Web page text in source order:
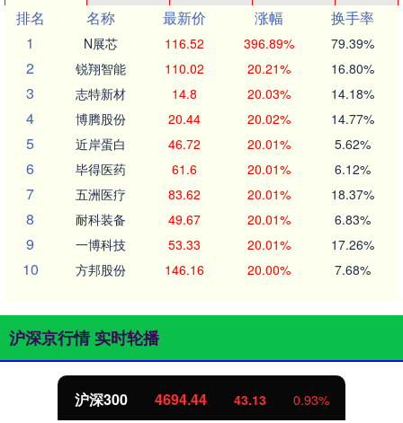
排名
名称 最新价 涨幅
换手率
1
N展芯 116.52 396.89% 79.39%
2 锐翔智能 110.02 20.21% 16.80%
3 志特新材 14.8 20.03% 14.18%
4 博腾股份 20.44 20.02% 14.77%
5 近岸蛋白 46.72 20.01% 5.62%
6 毕得医药 61.6 20.01% 6.12%
7 五洲医疗 83.62 20.01% 18.37%
8 耐科装备 49.67 20.01% 6.83%
9 一博科技 53.33 20.01% 17.26%
10 方邦股份 146.16 20.00% 7.68%
沪深京行情 实时轮播
沪深300 4694.44 43.13 0.93%